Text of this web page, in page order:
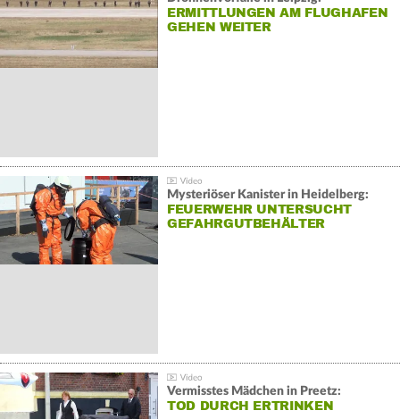
ERMITTLUNGEN AM FLUGHAFEN
GEHEN WEITER
Mysteriöser Kanister in Heidelberg:
FEUERWEHR UNTERSUCHT
GEFAHRGUTBEHÄLTER
Vermisstes Mädchen in Preetz:
TOD DURCH ERTRINKEN